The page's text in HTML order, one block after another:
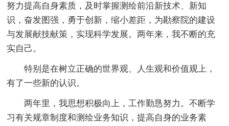
努力提高自身素质，及时掌握测绘前沿新技术、新知
识，奋发图强，勇于创新，缩小差距，为勘察院的建设
与发展献技献策，实现科学发展。两年来，我不断的充
实自己。
特别是在树立正确的世界观、人生观和价值观上，
有了一些新的认识。
两年里，我思想积极向上，工作勤恳努力。不断学
习有关规章制度和测绘业务知识，提高自身的业务素